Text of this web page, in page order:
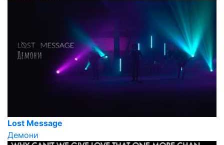
Lost Message
Демони